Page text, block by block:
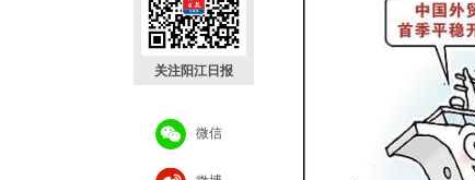
关注阳江日报
微信